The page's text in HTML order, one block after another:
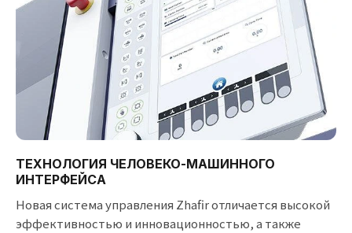
ТЕХНОЛОГИЯ ЧЕЛОВЕКО-МАШИННОГО
ИНТЕРФЕЙСА
Новая система управления Zhafir отличается высокой
эффективностью и инновационностью, а также